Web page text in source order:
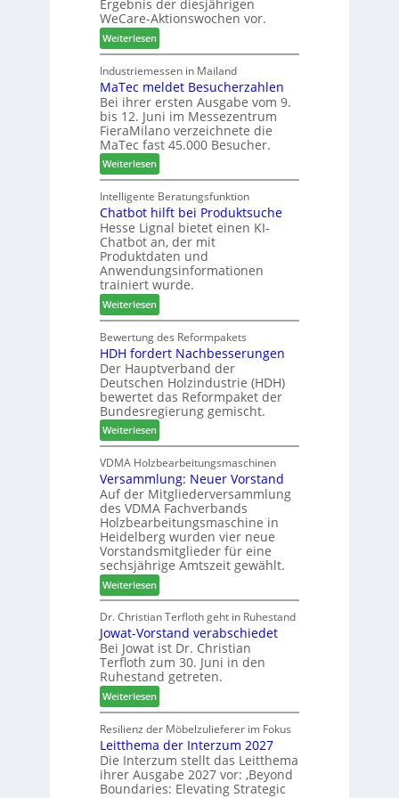
s
f
ü
h
r
e
r
e
n
f
ü
r
P
l
a
n
t
a
g
l
l
o
-
F
r
ä
s
e
r
u
n
d
-
V
e
r
b
i
n
d
e
r
Ergebnis der diesjährigen
WeCare-Aktionswochen vor.
Weiterlesen:
W
e
C
a
r
e
-
A
k
t
i
o
n
s
w
o
c
h
e
n
2
0
2
6
Industriemessen in Mailand
MaTec meldet Besucherzahlen
Bei ihrer ersten Ausgabe vom 9.
bis 12. Juni im Messezentrum
FieraMilano verzeichnete die
MaTec fast 45.000 Besucher.
Weiterlesen:
M
a
T
e
c
m
e
l
d
e
t
B
e
s
u
c
h
e
r
z
a
h
l
e
n
Intelligente Beratungsfunktion
Chatbot hilft bei Produktsuche
Hesse Lignal bietet einen KI-
Chatbot an, der mit
Produktdaten und
Anwendungsinformationen
trainiert wurde.
Weiterlesen:
C
h
a
t
b
o
t
h
i
l
t
b
e
i
P
r
o
u
k
t
s
u
c
e
Bewertung des Reformpakets
HDH fordert Nachbesserungen
Der Hauptverband der
Deutschen Holzindustrie (HDH)
bewertet das Reformpaket der
Bundesregierung gemischt.
Weiterlesen:
H
D
H
f
o
r
d
e
r
t
N
a
c
h
b
e
s
s
e
r
u
n
VDMA Holzbearbeitungsmaschinen
Versammlung: Neuer Vorstand
Auf der Mitgliederversammlung
des VDMA Fachverbands
Holzbearbeitungsmaschine in
Heidelberg wurden vier neue
Vorstandsmitglieder für eine
sechsjährige Amtszeit gewählt.
Weiterlesen:
V
e
r
s
a
m
m
l
u
n
g
:
N
Dr. Christian Terfloth geht in Ruhestand
Jowat-Vorstand verabschiedet
Bei Jowat ist Dr. Christian
Terfloth zum 30. Juni in den
Ruhestand getreten.
Weiterlesen:
J
o
w
a
t
-
Resilienz der Möbelzulieferer im Fokus
Leitthema der Interzum 2027
Die Interzum stellt das Leitthema
ihrer Ausgabe 2027 vor: ‚Beyond
Boundaries: Elevating Strategic